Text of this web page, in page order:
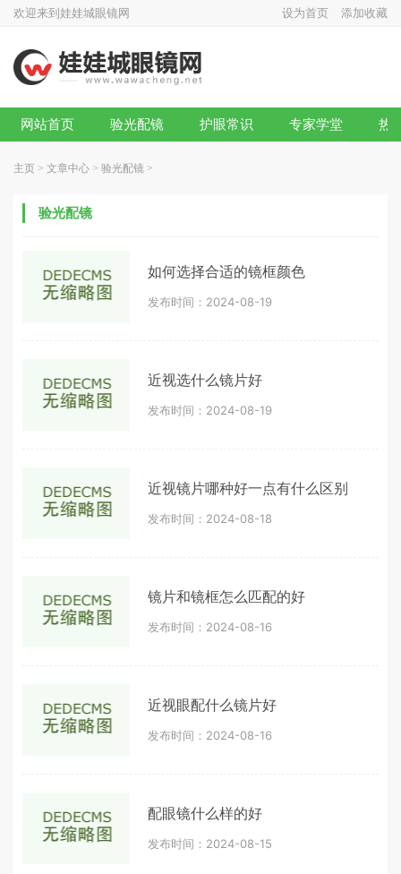
欢迎来到娃娃城眼镜网 设为首页 添加收藏
网站首页 验光配镜 护眼常识 专家学堂 热
主页 > 文章中心 > 验光配镜 >
验光配镜
如何选择合适的镜框颜色
发布时间：2024-08-19
近视选什么镜片好
发布时间：2024-08-19
近视镜片哪种好一点有什么区别
发布时间：2024-08-18
镜片和镜框怎么匹配的好
发布时间：2024-08-16
近视眼配什么镜片好
发布时间：2024-08-16
配眼镜什么样的好
发布时间：2024-08-15